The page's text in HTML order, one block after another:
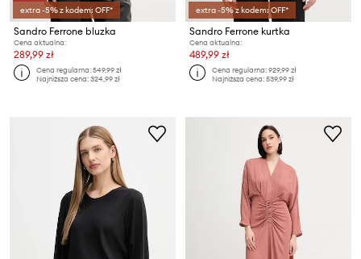
extra -5% z kodem: OFF*
Sandro Ferrone bluzka
Cena aktualna:
289,99 zł
Cena regularna:549,99 zł
Najniższa cena:324,99 zł
extra -5% z kodem: OFF*
Sandro Ferrone kurtka
Cena aktualna:
489,99 zł
Cena regularna:929,99 zł
Najniższa cena:539,99 zł